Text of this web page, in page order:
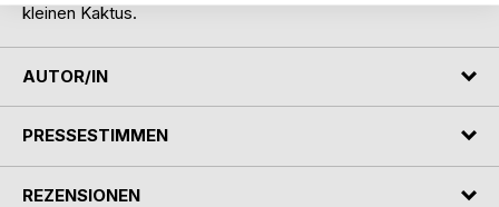
kleinen Kaktus.
AUTOR/IN
PRESSESTIMMEN
REZENSIONEN